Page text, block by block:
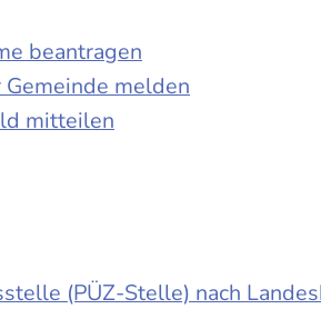
beantragen
melden
mitteilen
(PÜZ-Stelle) nach